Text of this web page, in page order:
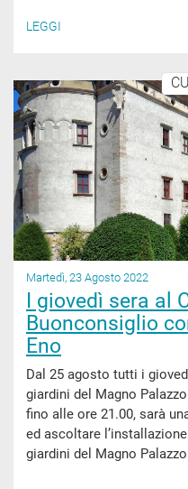
LEGGI
Martedì, 23 Agosto 2022
I giovedì sera al
Buonconsiglio
Eno
Dal 25 agosto tutti i
giardini del Magno
fino alle ore 21.00, sarà
ed ascoltare
giardini del Magno